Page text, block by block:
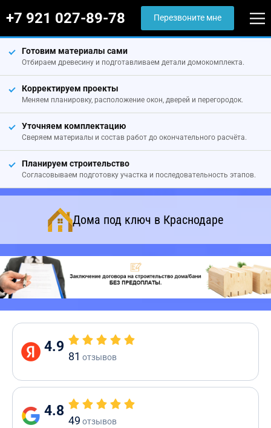
+7 921 027-89-78 Перезвоните мне
Готовим материалы сами
Отбираем древесину и подготавливаем детали домокомплекта.
Корректируем проекты
Меняем планировку, расположение окон, дверей и перегородок.
Уточняем комплектацию
Сверяем материалы и состав работ до окончательного расчёта.
Планируем строительство
Согласовываем подготовку участка и последовательность этапов.
Дома под ключ в Краснодаре
4.9
81 отзывов
4.8
49 отзывов